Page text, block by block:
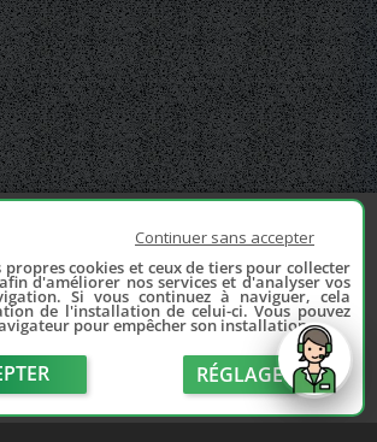
Continuer sans accepter
cookies et ceux de tiers pour collecter
d'améliorer nos services et d'analyser vos
Si vous continuez à naviguer, cela
de l'installation de celui-ci. Vous pouvez
pour empêcher son installation.
RÉGLAGE